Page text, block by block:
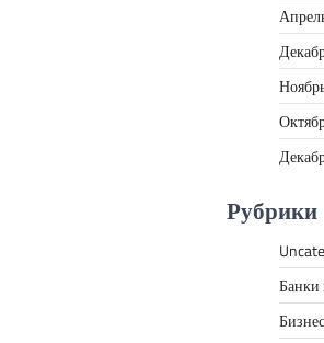
Рубрики
Банки